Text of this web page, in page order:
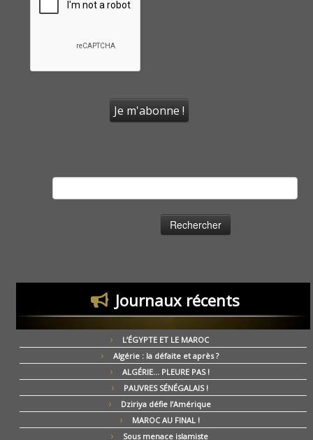
Journaux récents
L’ÉGYPTE ET LE MAROC
Algérie : la défaite et après ?
ALGÉRIE… PLEURE PAS !
PAUVRES SÉNÉGALAIS !
Dziriya défie l’Amérique
MAROC AU FINAL !
Sous menace islamiste